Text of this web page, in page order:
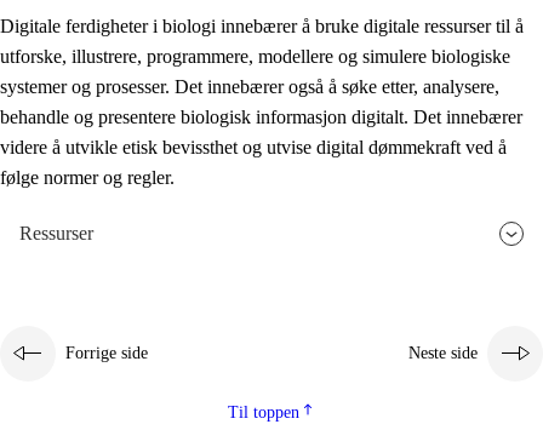
Digitale ferdigheter i biologi innebærer å bruke digitale ressurser til å
utforske, illustrere, programmere, modellere og simulere biologiske
systemer og prosesser. Det innebærer også å søke etter, analysere,
behandle og presentere biologisk informasjon digitalt. Det innebærer
videre å utvikle etisk bevissthet og utvise digital dømmekraft ved å
følge normer og regler.
Ressurser
Forrige side Neste side
Til toppen